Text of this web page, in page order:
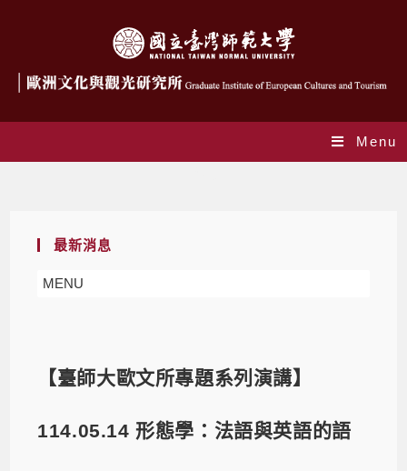
Menu
最新消息
MENU
【臺師大歐文所專題系列演講】
114.05.14 形態學：法語與英語的語